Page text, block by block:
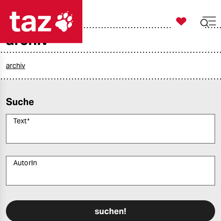
politik
gesellschaft
sport

taz zahl ich
archiv
archiv
Suche
Text*
AutorIn